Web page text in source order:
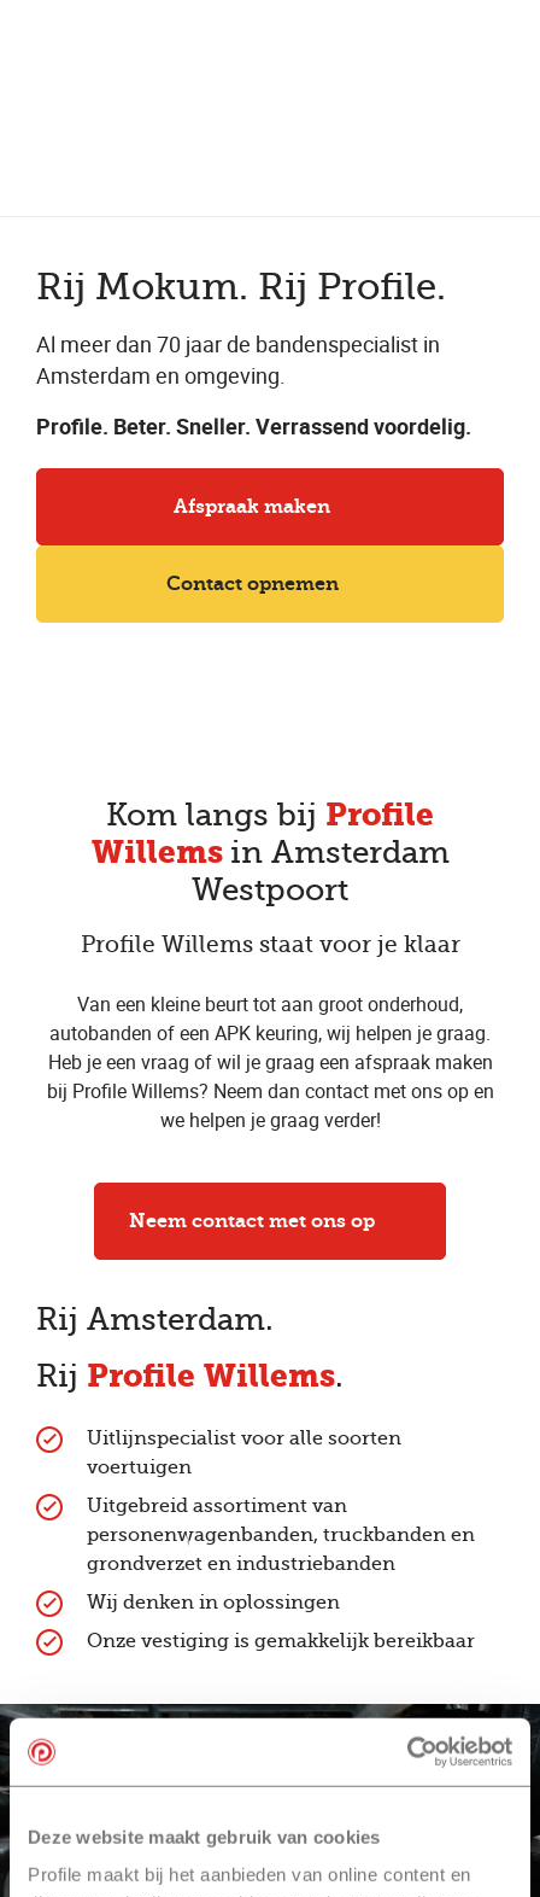
Deze website maakt gebruik van cookies
Profile maakt bij het aanbieden van online content en
Rij Mokum. Rij Profile.
Al meer dan 70 jaar de bandenspecialist in
Amsterdam en omgeving.
Profile. Beter. Sneller. Verrassend voordelig.
Afspraak maken
Contact opnemen
Kom langs bij Profile
Willems in Amsterdam
Westpoort
Profile Willems staat voor je klaar
Van een kleine beurt tot aan groot onderhoud,
autobanden of een APK keuring, wij helpen je graag.
Heb je een vraag of wil je graag een ​afspraak​ maken
bij Profile Willems​? Neem dan contact met ons op en
we helpen je graag verder!
Neem contact met ons op
Rij Amsterdam.
Rij Profile Willems.
Uitlijnspecialist voor alle soorten
voertuigen
Uitgebreid assortiment van
personenwagenbanden, truckbanden en
grondverzet en industriebanden
Wij denken in oplossingen
Onze vestiging is gemakkelijk bereikbaar